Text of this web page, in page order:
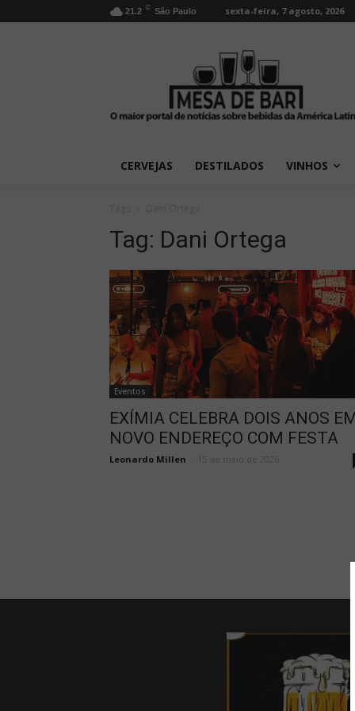
21.2 C São Paulo sexta-feira, 7 agosto, 2026
CERVEJAS DESTILADOS VINHOS
Tag: Dani Ortega
Eventos
EXÍMIA CELEBRA DOIS ANOS
NOVO ENDEREÇO COM FESTA
Leonardo Millen 15 de maio de 2026